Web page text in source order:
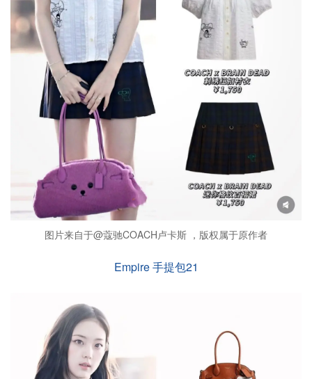
图片来自于@蔻驰COACH卢卡斯 ，版权属于原作者
Empire 手提包21